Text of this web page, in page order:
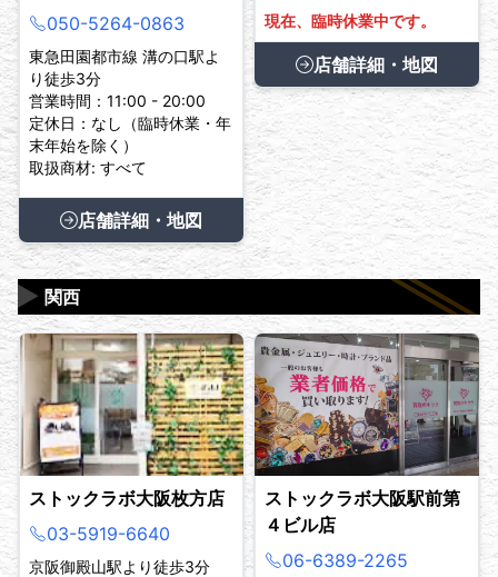
050-5264-0863
東急田園都市線 溝の口駅よ
り徒歩3分
営業時間：11:00 - 20:00
定休日：なし（臨時休業・年
末年始を除く）
取扱商材: すべて
店舗詳細・地図
現在、臨時休業中です。
店舗詳細・地図
関西
▶
ストックラボ大阪枚方店
03-5919-6640
京阪御殿山駅より徒歩3分
ストックラボ大阪駅前第
４ビル店
06-6389-2265